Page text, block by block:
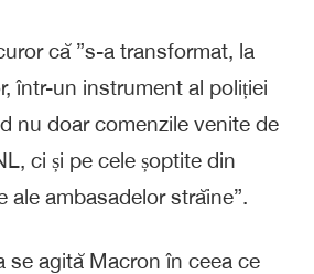
că ”s-a transformat, la
într-un instrument al poliției
nu doar comenzile venite de
ci și pe cele șoptite din
ale ambasadelor străine”.
se agită Macron în ceea ce